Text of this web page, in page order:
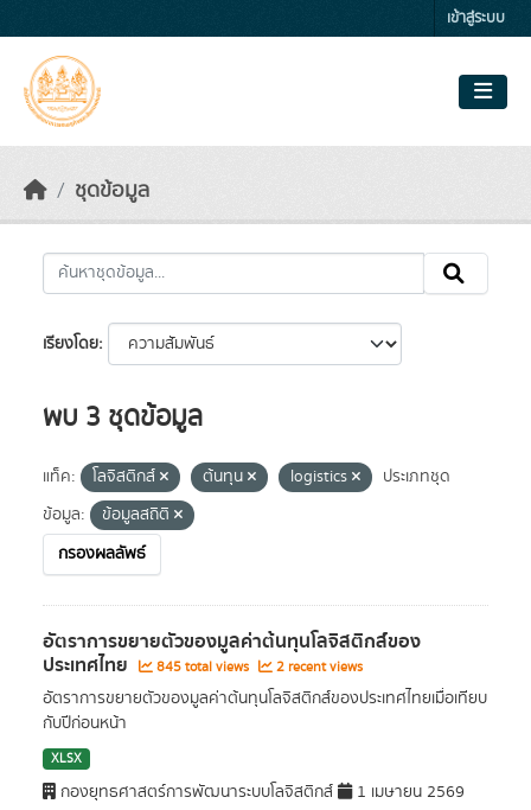
เข้าสู่ระบบ
ชุดข้อมูล
เรียงโดย
พบ 3 ชุดข้อมูล
แท็ค: โลจิสติกส์ ต้นทุน logistics
ประเภทชุด
ข้อมูล:
ข้อมูลสถิติ
กรองผลลัพธ์
อัตราการขยายตัวของมูลค่าต้นทุนโลจิสติกส์ของ
ประเทศไทย 845 total views 2 recent views
อัตราการขยายตัวของมูลค่าต้นทุนโลจิสติกส์ของประเทศไทยเมื่อเทียบ
กับปีก่อนหน้า
XLSX
กองยุทธศาสตร์การพัฒนาระบบโลจิสติกส์ 1 เมษายน 2569